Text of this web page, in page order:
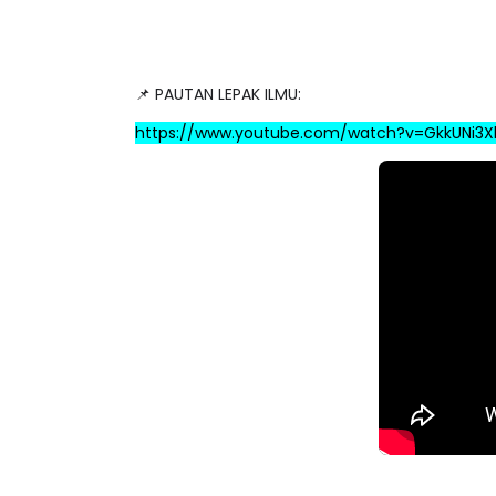
📌 PAUTAN LEPAK ILMU:
https://www.youtube.com/